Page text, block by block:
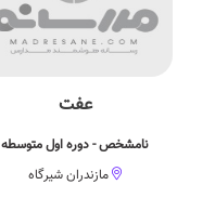
عفت
نامشخص - دوره اول متوسطه
مازندران شیرگاه